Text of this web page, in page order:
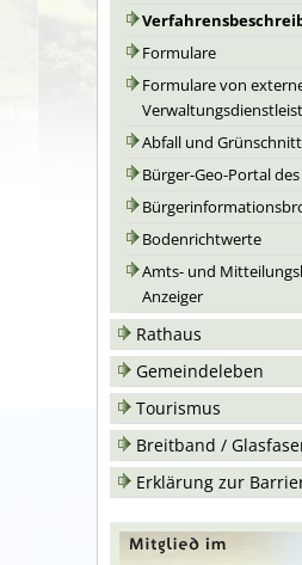
Formulare
Formulare von
Abfall und Grünschnitt
Bürger-Geo-Portal
Bodenrichtwerte
Amts- und
Anzeiger
Rathaus
Gemeindeleben
Tourismus
Breitband /
Erklärung zur